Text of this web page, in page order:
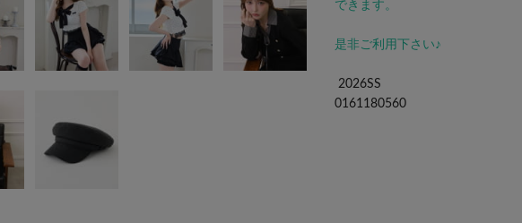
できます。
是非ご利用下さい♪
2026SS
0161180560